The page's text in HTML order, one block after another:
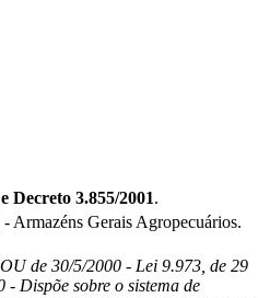
Decreto 3.855/2001.
Armazéns Gerais Agropecuários.
de 30/5/2000 - Lei 9.973, de 29
- Dispõe sobre o sistema de